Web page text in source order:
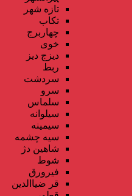
تازه شهر
تکاب
چهاربرج
خوی
دیزج دیز
ربط
سردشت
سرو
سلماس
سیلوانه
سیمینه
سیه چشمه
شاهین دژ
شوط
فیرورق
قر ضیاالدین